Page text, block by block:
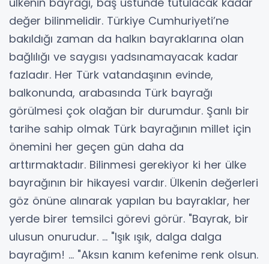
değer bilinmelidir. Türkiye Cumhuriyeti’ne
bakıldığı zaman da halkın bayraklarına olan
bağlılığı ve saygısı yadsınamayacak kadar
fazladır. Her Türk vatandaşının evinde,
balkonunda, arabasında Türk bayrağı
görülmesi çok olağan bir durumdur. Şanlı bir
tarihe sahip olmak Türk bayrağının millet için
önemini her geçen gün daha da
arttırmaktadır. Bilinmesi gerekiyor ki her ülke
bayrağının bir hikayesi vardır. Ülkenin değerleri
göz önüne alınarak yapılan bu bayraklar, her
yerde birer temsilci görevi görür. "Bayrak, bir
ulusun onurudur. ... "Işık ışık, dalga dalga
bayrağım! ... "Aksın kanım kefenime renk olsun.